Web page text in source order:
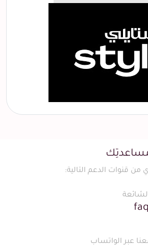
قنوات الدعم التالية:
عبر الواتساب